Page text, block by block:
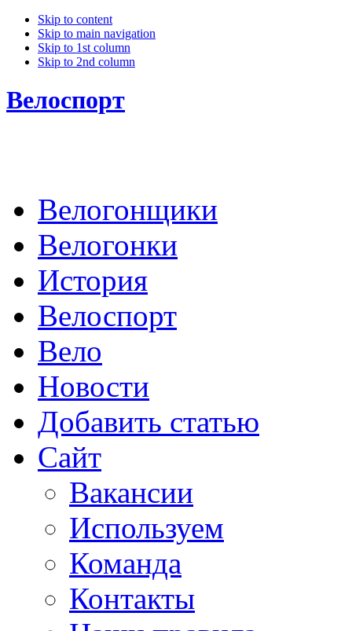
Skip to content
Skip to main navigation
Skip to 1st column
Skip to 2nd column
Велоспорт
Велогонщики
Велогонки
История
Велоспорт
Вело
Новости
Добавить статью
Сайт
Вакансии
Используем
Команда
Контакты